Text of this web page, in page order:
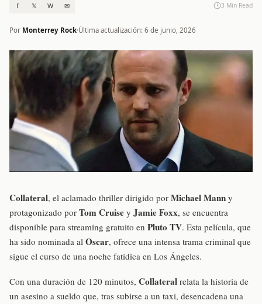
f 𝕏 W ✉ 3 Min Read
Por Monterrey Rock Última actualización: 6 de junio, 2026
Collateral, el aclamado thriller dirigido por Michael Mann y
protagonizado por Tom Cruise y Jamie Foxx, se encuentra
disponible para streaming gratuito en Pluto TV. Esta película, que
ha sido nominada al Oscar, ofrece una intensa trama criminal que
sigue el curso de una noche fatídica en Los Ángeles.
Con una duración de 120 minutos, Collateral relata la historia de
un asesino a sueldo que, tras subirse a un taxi, desencadena una